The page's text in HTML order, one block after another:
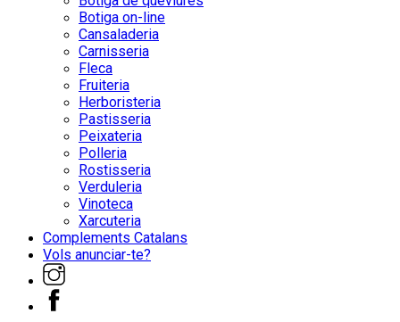
Botiga on-line
Cansaladeria
Carnisseria
Fleca
Fruiteria
Herboristeria
Pastisseria
Peixateria
Polleria
Rostisseria
Verduleria
Vinoteca
Xarcuteria
Complements Catalans
Vols anunciar-te?